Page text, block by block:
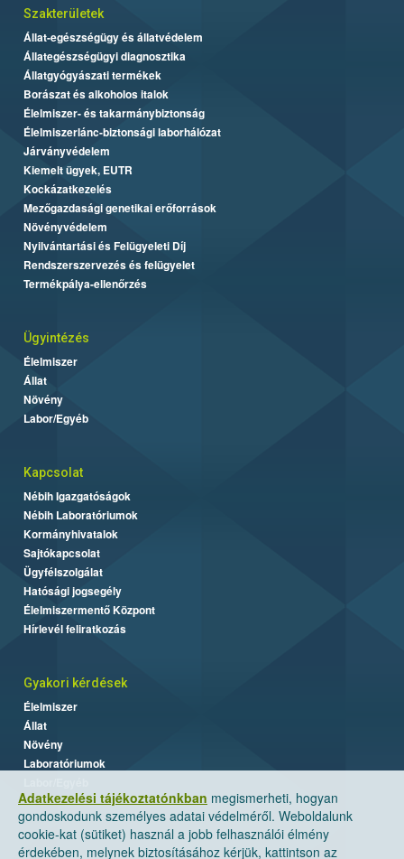
Adatkezelési tájékoztatónkban megismerheti, hogyan
gondoskodunk személyes adatai védelméről. Weboldalunk
cookie-kat (sütiket) használ a jobb felhasználói élmény
érdekében, melynek biztosításához kérjük, kattintson az
Szakterületek
Állat-egészségügy és állatvédelem
Állategészségügyi diagnosztika
Állatgyógyászati termékek
Borászat és alkoholos italok
Élelmiszer- és takarmánybiztonság
Élelmiszerlánc-biztonsági laborhálózat
Járványvédelem
Kiemelt ügyek, EUTR
Kockázatkezelés
Mezőgazdasági genetikai erőforrások
Növényvédelem
Nyilvántartási és Felügyeleti Díj
Rendszerszervezés és felügyelet
Termékpálya-ellenőrzés
Ügyintézés
Élelmiszer
Állat
Növény
Labor/Egyéb
Kapcsolat
Nébih Igazgatóságok
Nébih Laboratóriumok
Kormányhivatalok
Sajtókapcsolat
Ügyfélszolgálat
Hatósági jogsegély
Élelmiszermentő Központ
Hírlevél feliratkozás
Gyakori kérdések
Élelmiszer
Állat
Növény
Laboratóriumok